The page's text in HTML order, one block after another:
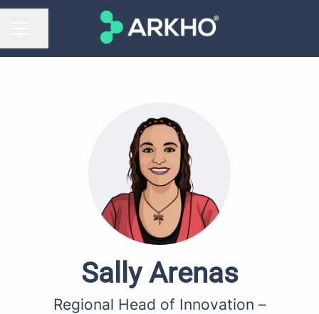
MENÚ DE EMPLEO
Compartir página
Sally Arenas
Regional Head of Innovation –